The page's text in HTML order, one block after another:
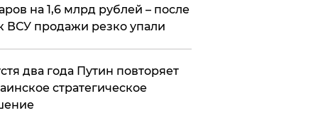
на 1,6 млрд рублей – после
ВСУ продажи резко упали
два года Путин повторяет
стратегическое